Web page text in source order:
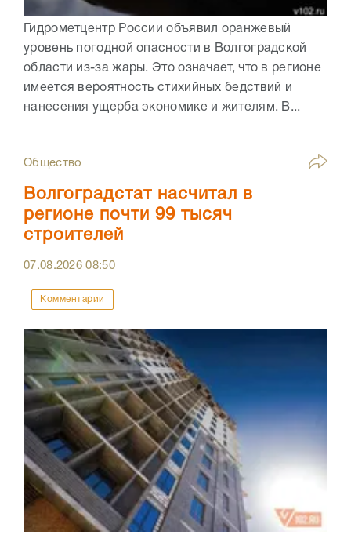
Гидрометцентр России объявил оранжевый
уровень погодной опасности в Волгоградской
области из-за жары. Это означает, что в регионе
имеется вероятность стихийных бедствий и
нанесения ущерба экономике и жителям. В...
Общество
Волгоградстат насчитал в
регионе почти 99 тысяч
строителей
07.08.202608:50
Комментарии